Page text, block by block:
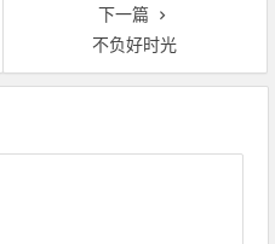
下一篇
不负好时光